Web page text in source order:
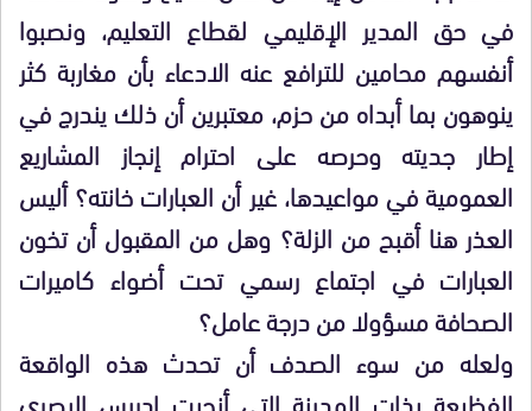
في حق المدير الإقليمي لقطاع التعليم، ونصبوا
أنفسهم محامين للترافع عنه الادعاء بأن مغاربة كثر
ينوهون بما أبداه من حزم، معتبرين أن ذلك يندرج في
إطار جديته وحرصه على احترام إنجاز المشاريع
العمومية في مواعيدها، غير أن العبارات خانته؟ أليس
العذر هنا أقبح من الزلة؟ وهل من المقبول أن تخون
العبارات في اجتماع رسمي تحت أضواء كاميرات
الصحافة مسؤولا من درجة عامل؟
ولعله من سوء الصدف أن تحدث هذه الواقعة